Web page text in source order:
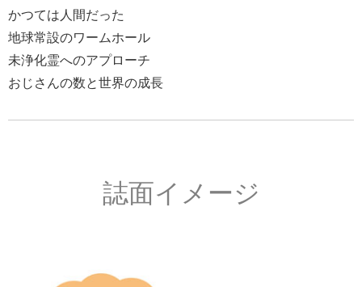
かつては人間だった
地球常設のワームホール
未浄化霊へのアプローチ
おじさんの数と世界の成長
誌面イメージ